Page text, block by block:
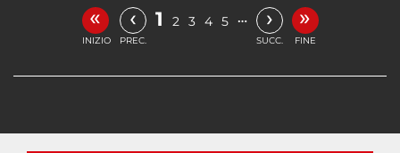
«
INIZIO
‹
PREC.
1 2 3 4 5 … ›
SUCC.
»
FINE